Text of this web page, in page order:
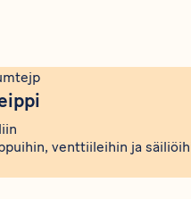
venttiileihin ja